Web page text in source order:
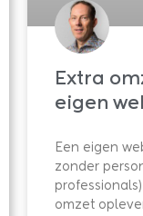
Extra
eigen
Een eigen
zonder
omzet